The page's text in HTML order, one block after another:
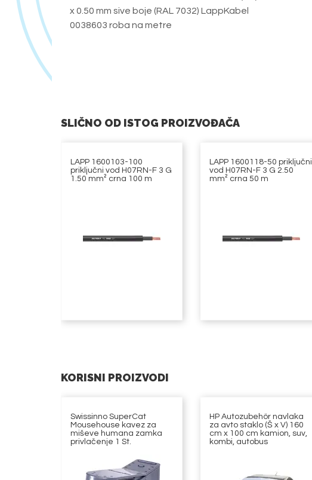
x 0.50 mm sive boje (RAL 7032) LappKabel
0038603 roba na metre
SLIČNO OD ISTOG PROIZVOĐAČA
LAPP 1600103-100
priključni vod H07RN-F 3 G
1.50 mm² crna 100 m
LAPP 1600118-50 priključni
vod H07RN-F 3 G 2.50
mm² crna 50 m
KORISNI PROIZVODI
Swissinno SuperCat
Mousehouse kavez za
miševe humana zamka
privlačenje 1 St.
HP Autozubehör navlaka
za avto staklo (Š x V) 160
cm x 100 cm kamion, suv,
kombi, autobus